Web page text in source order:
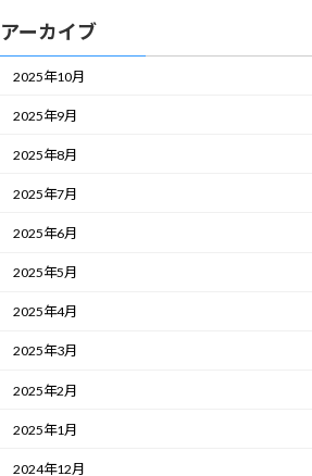
アーカイブ
2025年10月
2025年9月
2025年8月
2025年7月
2025年6月
2025年5月
2025年4月
2025年3月
2025年2月
2025年1月
2024年12月